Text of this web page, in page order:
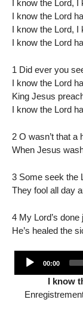
I know the Lord,
I know the Lord
I know the Lord,
I know the Lord
1 Did ever you
I know the Lord
King Jesus
I know the Lord
2 O wasn’t that a
When Jesus
3 Some seek the
They fool all day
4 My Lord’s
He’s healed the
Current
00:00
I know